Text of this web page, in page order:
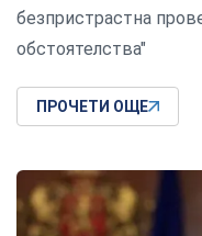
безпристрастна
обстоятелства"
ПРОЧЕТИ ОЩЕ